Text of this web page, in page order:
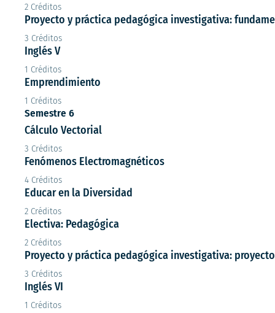
2 Créditos
Proyecto y práctica pedagógica investigativa:
3 Créditos
Inglés V
1 Créditos
Emprendimiento
1 Créditos
Semestre 6
Cálculo Vectorial
3 Créditos
Fenómenos Electromagnéticos
4 Créditos
Educar en la Diversidad
2 Créditos
Electiva: Pedagógica
2 Créditos
Proyecto y práctica pedagógica investigativa: proyecto
3 Créditos
Inglés VI
1 Créditos